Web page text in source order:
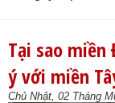
Tại sao miền
ý với miền
Chủ Nhật, 02 Tháng